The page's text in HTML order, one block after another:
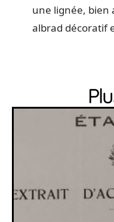
une lignée, bien
albrad décoratif